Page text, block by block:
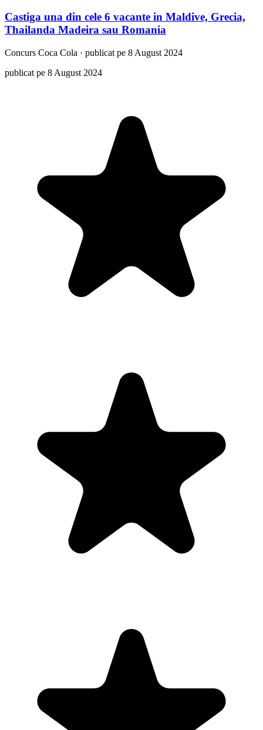
Castiga una din cele 6 vacante in Maldive, Grecia,
Thailanda Madeira sau Romania
Concurs Coca Cola · publicat pe 8 August 2024
publicat pe 8 August 2024